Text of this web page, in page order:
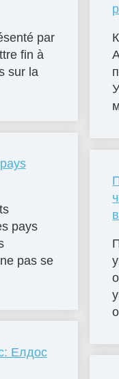
par
fin à
sur la
pays
pas se
Елдос